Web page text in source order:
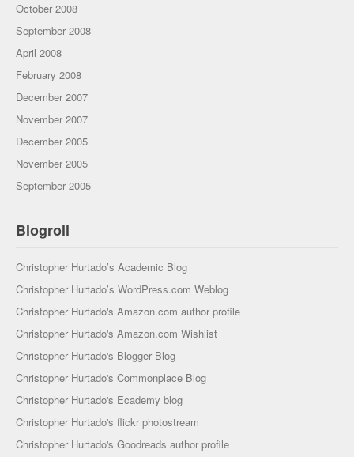
October 2008
September 2008
April 2008
February 2008
December 2007
November 2007
December 2005
November 2005
September 2005
Blogroll
Christopher Hurtado’s Academic Blog
Christopher Hurtado’s WordPress.com Weblog
Christopher Hurtado's Amazon.com author profile
Christopher Hurtado's Amazon.com Wishlist
Christopher Hurtado's Blogger Blog
Christopher Hurtado's Commonplace Blog
Christopher Hurtado's Ecademy blog
Christopher Hurtado's flickr photostream
Christopher Hurtado's Goodreads author profile